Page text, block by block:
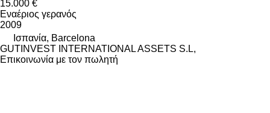
15.000 €
Εναέριος γερανός
2009
Ισπανία, Barcelona
GUTINVEST INTERNATIONAL ASSETS S.L,
Επικοινωνία με τον πωλητή